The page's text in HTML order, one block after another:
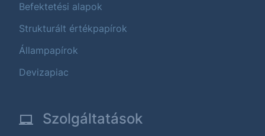
Befektetési alapok
Strukturált értékpapírok
Állampapírok
Devizapiac
Szolgáltatások